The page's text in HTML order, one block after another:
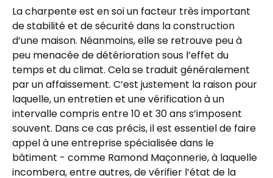
La charpente est en soi un facteur très important
de stabilité et de sécurité dans la construction
d’une maison. Néanmoins, elle se retrouve peu à
peu menacée de détérioration sous l’effet du
temps et du climat. Cela se traduit généralement
par un affaissement. C’est justement la raison pour
laquelle, un entretien et une vérification à un
intervalle compris entre 10 et 30 ans s’imposent
souvent. Dans ce cas précis, il est essentiel de faire
appel à une entreprise spécialisée dans le
bâtiment - comme Ramond Maçonnerie, à laquelle
incombera, entre autres, de vérifier l’état de la